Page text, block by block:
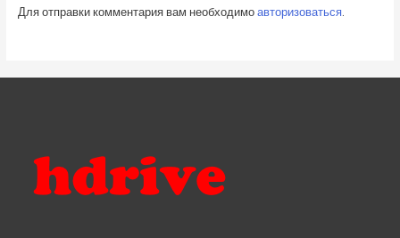
Для отправки комментария вам необходимоавторизоваться.